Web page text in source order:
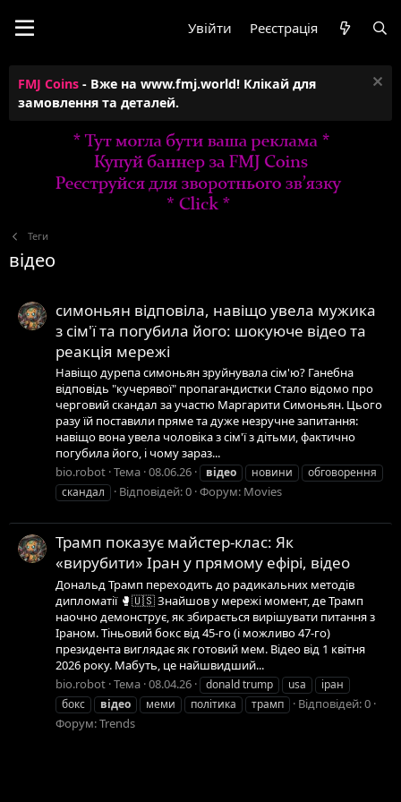
Увійти Реєстрація
FMJ Coins - Вже на www.fmj.world! Клікай для
замовлення та деталей.
Теги
відео
симоньян відповіла, навіщо увела мужика
з сім'ї та погубила його: шокуюче відео та
реакція мережі
Навіщо дурепа симоньян зруйнувала сім'ю? Ганебна
відповідь "кучерявої" пропагандистки Стало відомо про
черговий скандал за участю Маргарити Симоньян. Цього
разу їй поставили пряме та дуже незручне запитання:
навіщо вона увела чоловіка з сім'ї з дітьми, фактично
погубила його, і чому зараз...
bio.robot Тема 08.06.26 відео новини
обговорення
скандал
Відповідей: 0 Форум: Movies
Трамп показує майстер-клас: Як
«вирубити» Іран у прямому ефірі, відео
Дональд Трамп переходить до радикальних методів
дипломатії 🥊🇺🇸 Знайшов у мережі момент, де Трамп
наочно демонструє, як збирається вирішувати питання з
Іраном. Тіньовий бокс від 45-го (і можливо 47-го)
президента виглядає як готовий мем. Відео від 1 квітня
2026 року. Мабуть, це найшвидший...
bio.robot Тема 08.04.26 donald trump usa
іран
бокс
відео меми політика трамп
Відповідей: 0
Форум:Trends